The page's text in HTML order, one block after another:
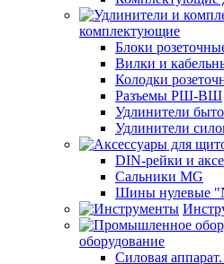
комплектующие
Блоки
Вилки и
Колодки
Разъемы РШ-ВШ
Удлинители
Удлинители
DIN-рейки и
Сальники MG
Шины нулевые
оборудование
Силовая